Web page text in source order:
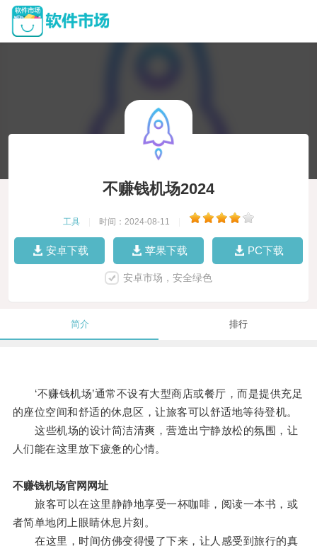
不赚钱机场2024
工具 时间：2024-08-11
安卓下载 苹果下载 PC下载
安卓市场，安全绿色
简介 排行
‘不赚钱机场’通常不设有大型商店或餐厅，而是提供充足
的座位空间和舒适的休息区，让旅客可以舒适地等待登机。
这些机场的设计简洁清爽，营造出宁静放松的氛围，让
人们能在这里放下疲惫的心情。
不赚钱机场官网网址
旅客可以在这里静静地享受一杯咖啡，阅读一本书，或
者简单地闭上眼睛休息片刻。
在这里，时间仿佛变得慢了下来，让人感受到旅行的真